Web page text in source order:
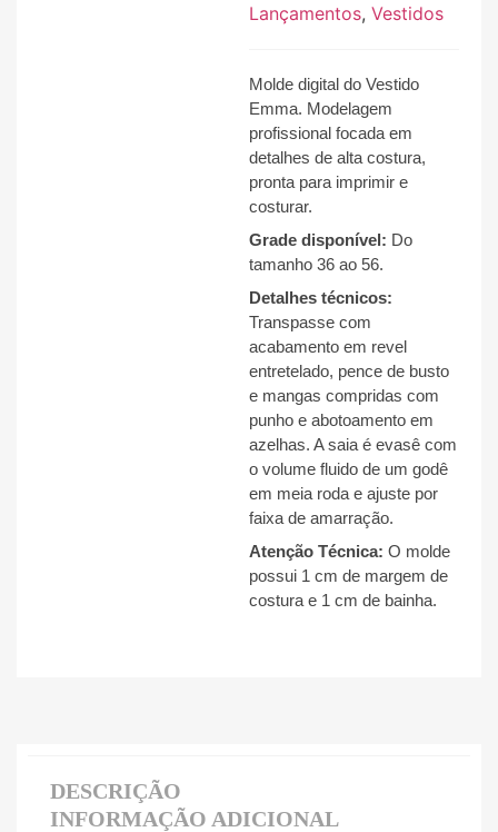
Lançamentos, Vestidos
Molde digital do Vestido
Emma. Modelagem
profissional focada em
detalhes de alta costura,
pronta para imprimir e
costurar.
Grade disponível: Do
tamanho 36 ao 56.
Detalhes técnicos:
Transpasse com
acabamento em revel
entretelado, pence de busto
e mangas compridas com
punho e abotoamento em
azelhas. A saia é evasê com
o volume fluido de um godê
em meia roda e ajuste por
faixa de amarração.
Atenção Técnica: O molde
possui 1 cm de margem de
costura e 1 cm de bainha.
DESCRIÇÃO
INFORMAÇÃO ADICIONAL